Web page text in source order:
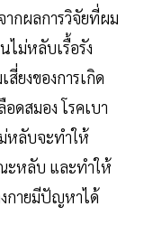
ากผลการวิจัยที่ผม
ม่หลับเรื้อรัง
ยงของการเกิด
ดสมอง โรคเบา
หลับจะทำให้
ะหลับ และทำให้
กายมีปัญหาได้